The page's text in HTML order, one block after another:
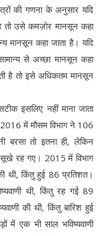
की गणना के अनुसार यदि
तो उसे कमज़ोर मानसून कहा
मानसून कहा जाता है। यदि
से अच्छा मानसून कहा
है तो इसे अधिकतम मानसून
इसलिए नहीं माना जाता
2016 में मौसम विभाग ने 106
बरसा तो इतना ही, लेकिन
सूखे रह गए। 2015 में विभाग
थी, किंतु हुई 86 प्रतिशत।
थी, किंतु रह गई 89
की थी, किंतु बारिश हुई
एक भी साल भविष्यवाणी